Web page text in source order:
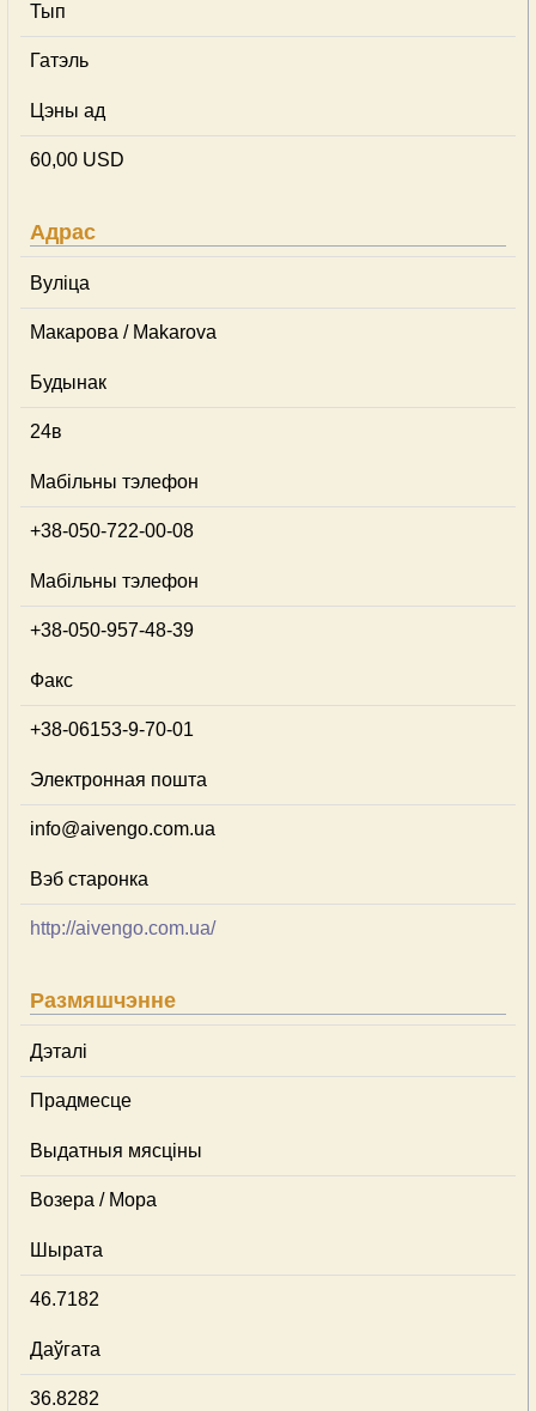
Тып
Гатэль
Цэны ад
60,00 USD
Адрас
Вуліца
Макарова / Makarova
Будынак
24в
Мабільны тэлефон
+38-050-722-00-08
Мабільны тэлефон
+38-050-957-48-39
Факс
+38-06153-9-70-01
Электронная пошта
info@aivengo.com.ua
Вэб старонка
http://aivengo.com.ua/
Размяшчэнне
Дэталі
Прадмесце
Выдатныя мясціны
Возера / Мора
Шырата
46.7182
Даўгата
36.8282